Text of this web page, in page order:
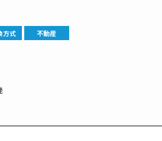
方式 不動産